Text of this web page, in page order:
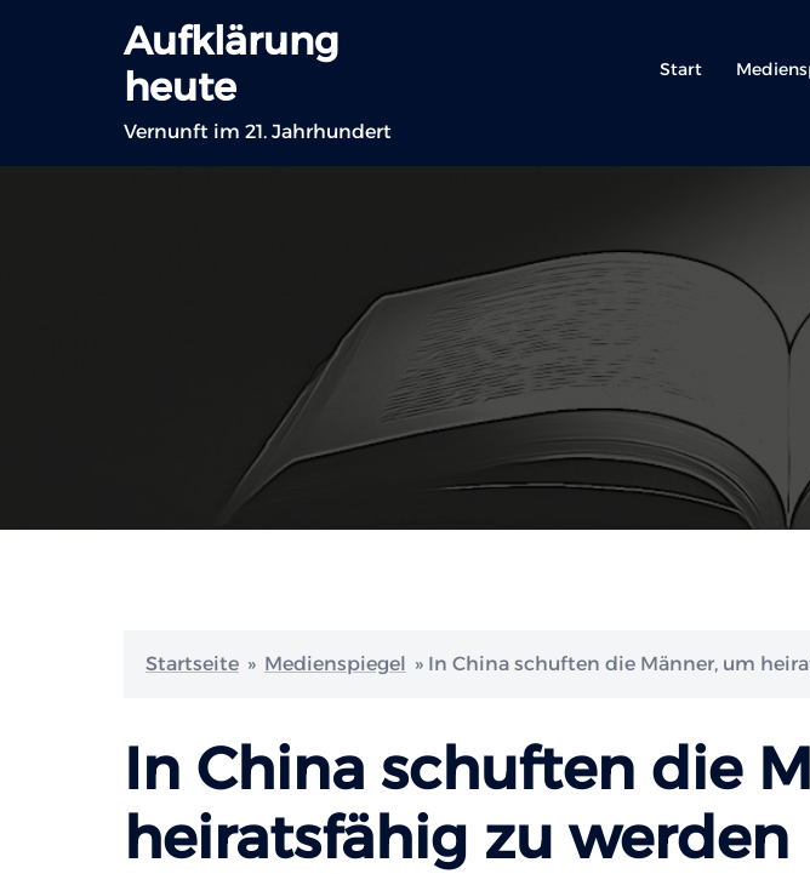
Aufklärung
heute
Vernunft im 21. Jahrhundert
Start
Startseite » Medienspiegel » In China schuften die Männer, um
In China schuften die
heiratsfähig zu werden